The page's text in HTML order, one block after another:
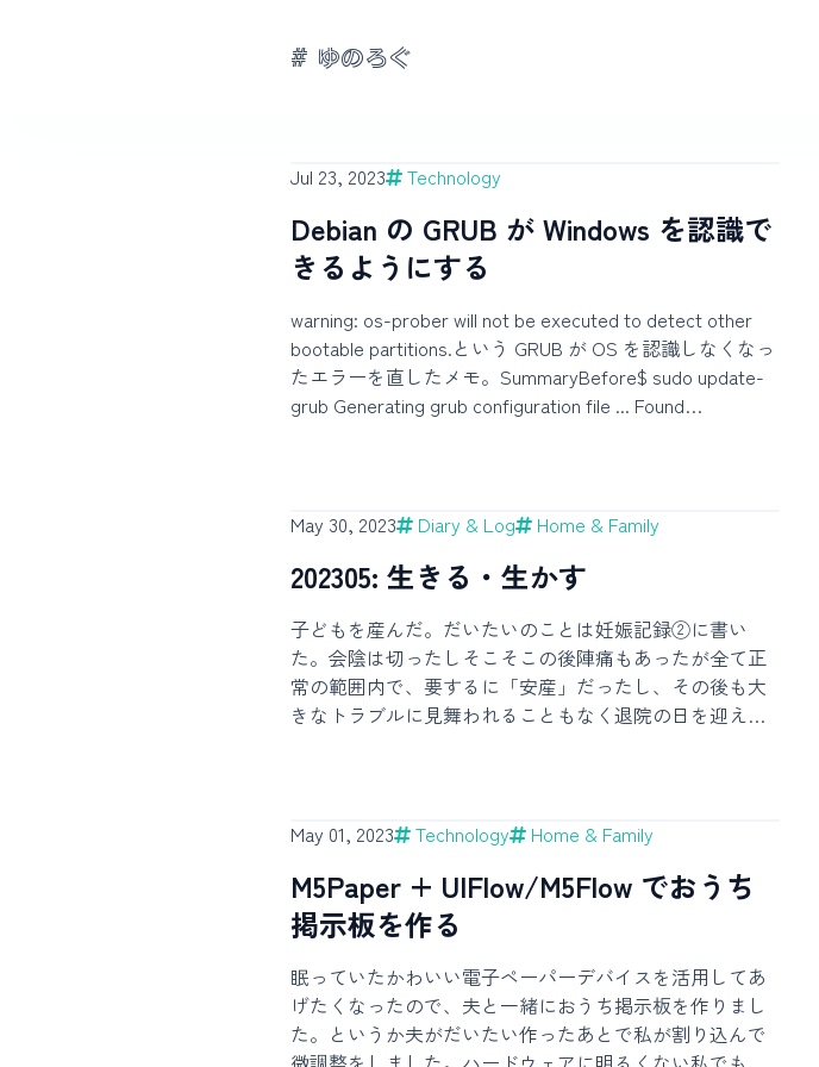
# ゆのろぐ
Jul 23, 2023 Technology
Debian の GRUB が Windows を認識で
きるようにする
warning: os-prober will not be executed to detect other
bootable partitions.という GRUB が OS を認識しなくなっ
たエラーを直したメモ。SummaryBefore$ sudo update-
grub Generating grub configuration file ... Found
/boot/initrd.img-6.1.0-9-amd64 Found linux image:
/boot/initrd.img-5.10.0-21-amd64 Warning: os-prober will
Systems on them will not be added to the GRUB boot
configuration. Check GRUB_DISABLE_OS_PROBER
documentation entry. Adding boot menu entry for UEFI
Firmware Settings ... doneFix: Enable os-prober by
# for guest OSes installed via LVM or raw disk devices,
May 30, 2023 Diary & Log Home & Family
202305: 生きる・生かす
子どもを産んだ。だいたいのことは妊娠記録②に書い
た。会陰は切ったしそこそこの後陣痛もあったが全て正
常の範囲内で、要するに「安産」だったし、その後も大
きなトラブルに見舞われることもなく退院の日を迎え
いた。子の命は私たちの手中にあった。ちなみに帰宅後
ット」と称して用意してくれた生の魚介類やナチュラル
チーズなどで生春巻き大会をやった。生活は激変する。
昼夜を問わず数時間おきに授乳を行い、細切れにされた
残り時間で生活を維持する。子の体重を気にかけ、母乳
やミルクの量にも不安を抱え、慣れない授乳や沐浴で身
体を痛めながら日々を過ごすようになる。全ては子を中
心に回る。眠ってばかりの生き物と暮らすことにも慣れ
May 01, 2023 Technology Home & Family
M5Paper + UIFlow/M5Flow でおうち
掲示板を作る
眠っていたかわいい電子ペーパーデバイスを活用してあ
げたくなったので、夫と一緒におうち掲示板を作りまし
た。というか夫がだいたい作ったあとで私が割り込んで